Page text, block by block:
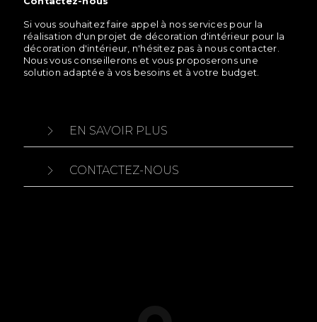
Si vous souhaitez faire appel à nos services pour la
réalisation d'un projet de décoration d'intérieur pour la
décoration d'intérieur, n'hésitez pas à nous contacter.
Nous vous conseillerons et vous proposerons une
solution adaptée à vos besoins et à votre budget.
EN SAVOIR PLUS
CONTACTEZ-NOUS